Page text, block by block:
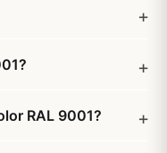
RAL 9001?